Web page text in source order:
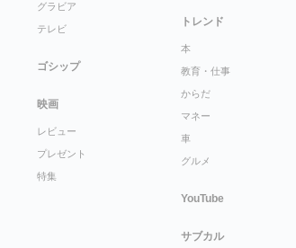
グラビア
テレビ
ゴシップ
映画
レビュー
プレゼント
特集
トレンド
本
教育・仕事
からだ
マネー
車
グルメ
YouTube
サブカル